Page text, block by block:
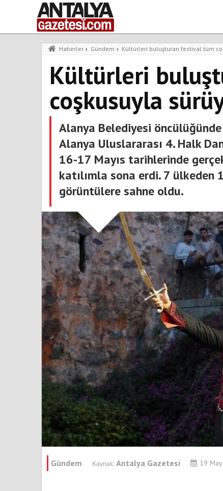
Haberler › Gündem › Kültürleri buluşturan festival tüm
Kültürleri
coşkusuyla
Alanya Belediyesi
Alanya Uluslararası 4. Halk
16-17 Mayıs tarihlerinde
katılımla sona erdi. 7 ülkeden
görüntülere sahne oldu.
Gündem Antalya Gazetesi 19